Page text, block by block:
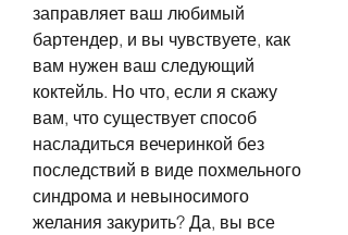
заправляет ваш любимый
бартендер, и вы чувствуете, как
вам нужен ваш следующий
коктейль. Но что, если я скажу
вам, что существует способ
насладиться вечеринкой без
последствий в виде похмельного
синдрома и невыносимого
желания закурить? Да, вы все